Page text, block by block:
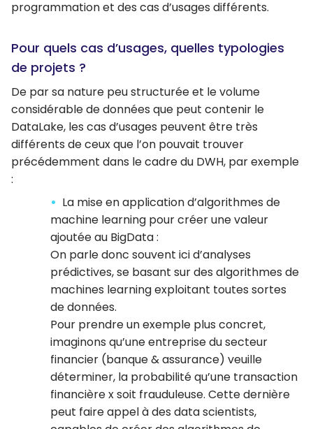
programmation et des cas d’usages différents.
Pour quels cas d’usages, quelles typologies
de projets ?
De par sa nature peu structurée et le volume
considérable de données que peut contenir le
DataLake, les cas d’usages peuvent être très
différents de ceux que l’on pouvait trouver
précédemment dans le cadre du DWH, par exemple
:
La mise en application d’algorithmes de
machine learning pour créer une valeur
ajoutée au BigData :
On parle donc souvent ici d’analyses
prédictives, se basant sur des algorithmes de
machines learning exploitant toutes sortes
de données.
Pour prendre un exemple plus concret,
imaginons qu’une entreprise du secteur
financier (banque & assurance) veuille
déterminer, la probabilité qu’une transaction
financière x soit frauduleuse. Cette dernière
peut faire appel à des data scientists,